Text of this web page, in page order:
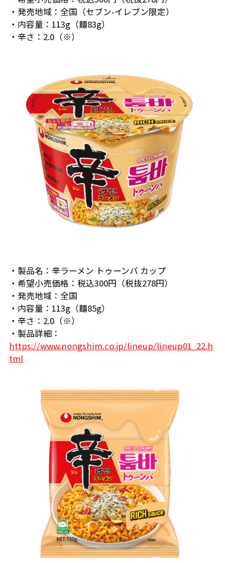
・発売地域：全国（セブン-イレブン限定）
・内容量：113g（麺83g）
・辛さ：2.0（※）
・製品名：辛ラーメン トゥーンバ カップ
・希望小売価格：税込300円（税抜278円）
・発売地域：全国
・内容量：113g（麺85g）
・辛さ：2.0（※）
・製品詳細：
https://www.nongshim.co.jp/lineup/lineup01_22.h
tml